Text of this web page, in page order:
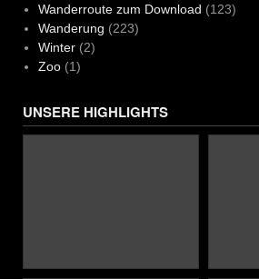
Wanderroute zum Download (123)
Wanderung (223)
Winter(2)
Zoo(1)
UNSERE HIGHLIGHTS